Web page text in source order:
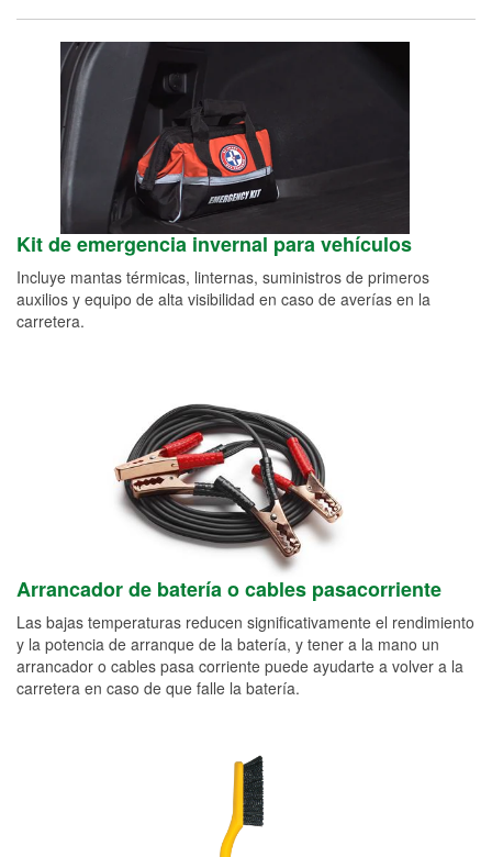
Kit de emergencia invernal para vehículos
Incluye mantas térmicas, linternas, suministros de primeros
auxilios y equipo de alta visibilidad en caso de averías en la
carretera.
Arrancador de batería o cables pasacorriente
Las bajas temperaturas reducen significativamente el rendimiento
y la potencia de arranque de la batería, y tener a la mano un
arrancador o cables pasa corriente puede ayudarte a volver a la
carretera en caso de que falle la batería.